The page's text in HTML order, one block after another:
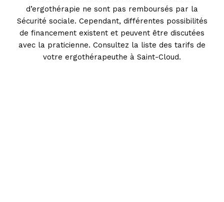
d’ergothérapie ne sont pas remboursés par la
Sécurité sociale. Cependant, différentes possibilités
de financement existent et peuvent être discutées
avec la praticienne. Consultez la liste des tarifs de
votre ergothérapeuthe à Saint-Cloud.